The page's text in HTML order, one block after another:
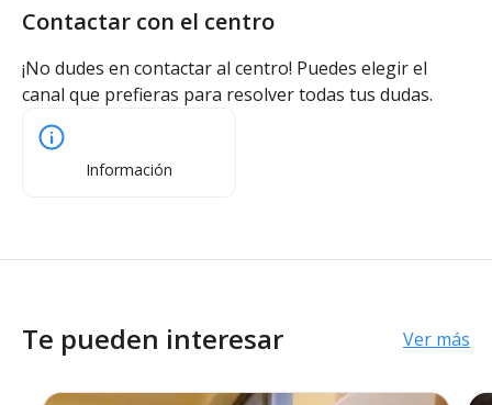
Contactar con el centro
¡No dudes en contactar al centro! Puedes elegir el
canal que prefieras para resolver todas tus dudas.
Información
Te pueden interesar Ver más